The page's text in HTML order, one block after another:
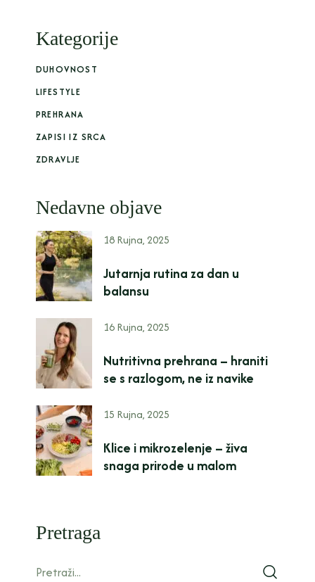
Kategorije
DUHOVNOST
LIFESTYLE
PREHRANA
ZAPISI IZ SRCA
ZDRAVLJE
Nedavne objave
18 Rujna, 2025
Jutarnja rutina za dan u
balansu
16 Rujna, 2025
Nutritivna prehrana – hraniti
se s razlogom, ne iz navike
15 Rujna, 2025
Klice i mikrozelenje – živa
snaga prirode u malom
Pretraga